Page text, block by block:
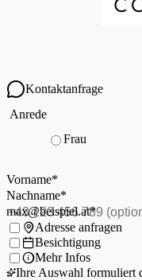
Kontaktanfrage
Ihre Kontaktdaten
Anrede
Frau
Vorname*
Nachname
Nachname*
E-Mail*(Pflichtfeld)
max@beispiel.at*
Telefon(optional)
Ich möchte:Adresse anfragen
Besichtigung
Mehr Infos
Ihre Auswahl formuliert